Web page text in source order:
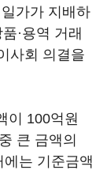
가가 지배하
·용역 거래
사회 의결을
이 100억원
큰 금액의
는 기준금액